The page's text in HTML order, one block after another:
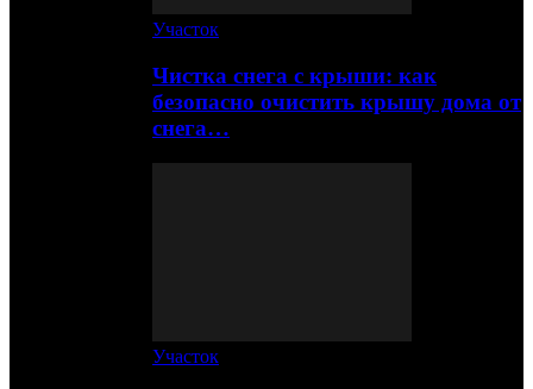
Участок
Чистка снега с крыши: как
безопасно очистить крышу дома от
снега…
Участок